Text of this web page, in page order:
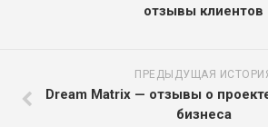
отзывы клиентов
ПРЕДЫДУЩАЯ
Dream Matrix — отзывы о
бизнеса